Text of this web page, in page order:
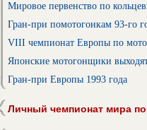
Мировое первенство по
Гран-при помотогонкам 93-го
VIII чемпионат Европы по
Японские мотогонщики
Гран-при Европы 1993 года
Личный чемпионат мира